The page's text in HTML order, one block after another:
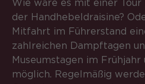
Wie wäre es mit einer
der Handhebeldraisine?
Mitfahrt im Führerstand
zahlreichen Dampftagen
Museumstagen im
möglich. Regelmäßig